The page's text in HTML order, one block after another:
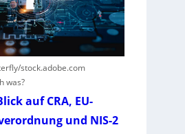
stock.adobe.com
was?
auf CRA, EU-
und NIS-2